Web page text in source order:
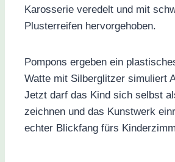
Karosserie veredelt und mit
Plusterreifen hervorgehoben.
Pompons ergeben ein
Watte mit Silberglitzer simuliert
Jetzt darf das Kind sich selbst
zeichnen und das Kunstwerk
echter Blickfang fürs